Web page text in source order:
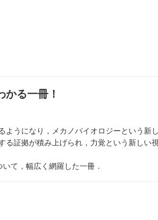
る一冊！
うになり，メカノバイオロジーという新
証拠が積み上げられ，力覚という新し
て，幅広く網羅した一冊．